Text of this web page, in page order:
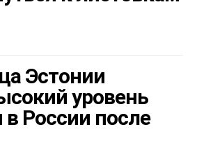
Эстонии
уровень
России после